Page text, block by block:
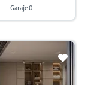
Garaje 0